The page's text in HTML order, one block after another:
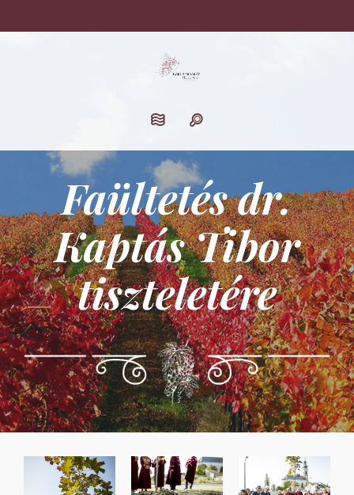
Faültetés dr.
Kaptás Tibor
tiszteletére